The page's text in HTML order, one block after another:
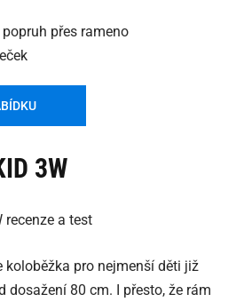
přes rameno
3W
koloběžka pro nejmenší děti již
dosažení 80 cm. I přesto, že rám